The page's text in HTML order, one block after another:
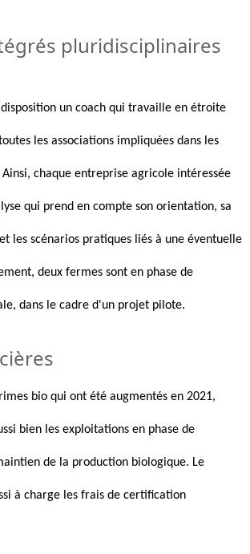
pluridisciplinaires
un coach qui travaille en étroite
les associations impliquées dans les
chaque entreprise agricole intéressée
qui prend en compte son orientation, sa
les scénarios pratiques liés à une éventuelle
deux fermes sont en phase de
dans le cadre d'un projet pilote.
bio qui ont été augmentés en 2021,
bien les exploitations en phase de
de la production biologique. Le
à charge les frais de certification